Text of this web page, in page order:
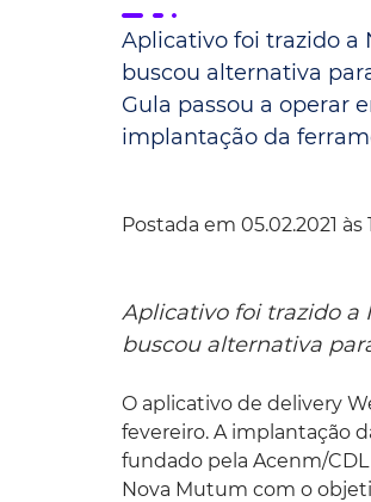
Convênio Parque das Águas
Aplicativo foi trazido a
buscou alternativa
Gula passou a operar
implantação da
Postada em 05.02.2021 às
Aplicativo foi trazido a
buscou alternativa
O aplicativo de delivery
fevereiro. A implantação
fundado pela Acenm/
Nova Mutum com o